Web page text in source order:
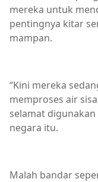
mereka untuk
pentingnya kitar
mampan.
“Kini mereka
memproses air
selamat
negara itu.
Malah bandar